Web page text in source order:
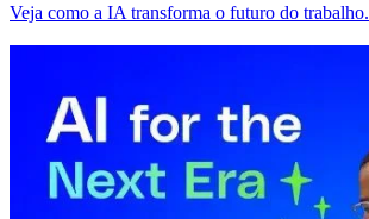
Veja como a IA transforma o futuro do trabalho.​​